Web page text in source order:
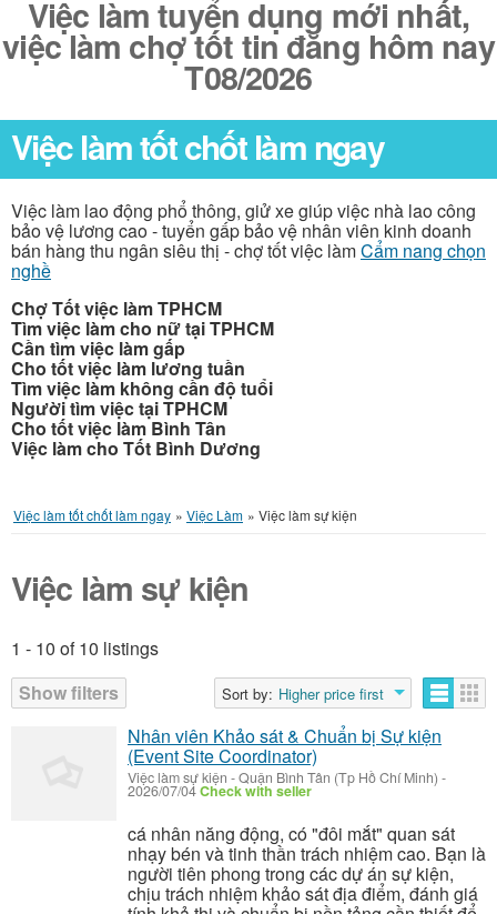
Việc làm tuyển dụng mới nhất,
việc làm chợ tốt tin đăng hôm nay
T08/2026
Việc làm tốt chốt làm ngay
Việc làm lao động phổ thông, giử xe giúp việc nhà lao công
bảo vệ lương cao - tuyển gấp bảo vệ nhân viên kinh doanh
bán hàng thu ngân siêu thị - chợ tốt việc làmCẩm nang chọn
nghề
Chợ Tốt việc làm TPHCM
Tìm việc làm cho nữ tại TPHCM
Cần tìm việc làm gấp
Cho tốt việc làm lương tuần
Tìm việc làm không cần độ tuổi
Người tìm việc tại TPHCM
Cho tốt việc làm Bình Tân
Việc làm cho Tốt Bình Dương
Việc làm tốt chốt làm ngay » Việc Làm » Việc làm sự kiện
Việc làm sự kiện
1 - 10 of 10 listings
Show filters
Sort by: Higher price first
Listings
Nhân viên Khảo sát & Chuẩn bị Sự kiện
(Event Site Coordinator)
Việc làm sự kiện -Quận Bình Tân (Tp Hồ Chí Minh) -
2026/07/04Check with seller
cá nhân năng động, có "đôi mắt" quan sát
nhạy bén và tinh thần trách nhiệm cao. Bạn là
người tiên phong trong các dự án sự kiện,
chịu trách nhiệm khảo sát địa điểm, đánh giá